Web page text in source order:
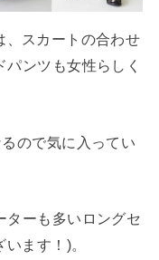
、スカートの合わせ
ンツも女性らしく
ので気に入ってい
ターも多いロングセ
ます！)。